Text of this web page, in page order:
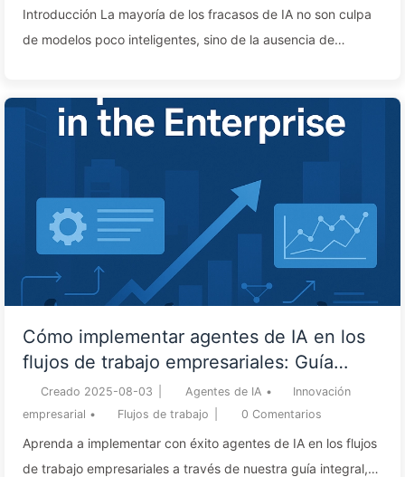
rendimiento? — Aprendiendo sobre IA169
Introducción La mayoría de los fracasos de IA no son culpa
de modelos poco inteligentes, sino de la ausencia de
contexto equivale a pérdidas económicas reales: desde el
fallo del lanzamiento de Bard hasta el “pedido de 260
nuggets”, las empresas están pagando por defectos de
memoria. Alargar el contexto sin criterio solo amplifica el
ruido y las superficies de ataque; un enfoq...
Cómo implementar agentes de IA en los
flujos de trabajo empresariales: Guía
completa de implementación para 2025
— Aprendiendo despacio IA166
Creado 2025-08-03 Agentes de IA •
Innovación
empresarial • Flujos de trabajo 0 Comentarios
Aprenda a implementar con éxito agentes de IA en los flujos
de trabajo empresariales a través de nuestra guía integral,